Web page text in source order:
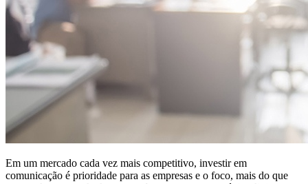
Em um mercado cada vez mais competitivo, investir em
comunicação é prioridade para as empresas e o foco, mais do que